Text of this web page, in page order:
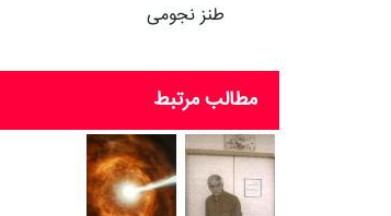
طنز نجومی
مطالب مرتبط